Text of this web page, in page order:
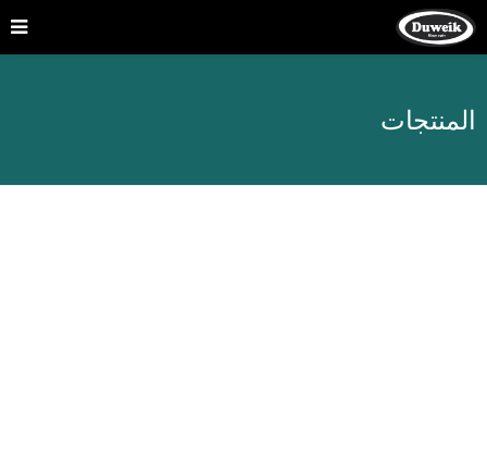
المنتجات